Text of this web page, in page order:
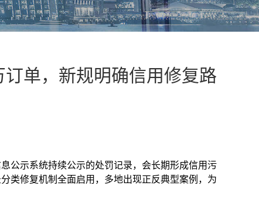
单，新规明确信用修复路
公示系统持续公示的处罚记录，会长期形成信用污
类修复机制全面启用，多地出现正反典型案例，为